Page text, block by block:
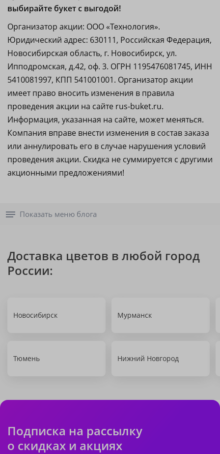
выбирайте букет с выгодой!
Организатор акции: ООО «Технология».
Юридический адрес: 630111, Российская Федерация,
Новосибирская область, г. Новосибирск, ул.
Ипподромская, д.42, оф. 3. ОГРН 1195476081745, ИНН
5410081997, КПП 541001001. Организатор акции
имеет право вносить изменения в правила
проведения акции на сайте rus-buket.ru.
Информация, указанная на сайте, может меняться.
Компания вправе внести изменения в состав заказа
или аннулировать его в случае нарушения условий
проведения акции. Скидка не суммируется с другими
акционными предложениями!
Показать меню блога
Доставка цветов в любой город
России:
Новосибирск Мурманск
Тюмень Нижний Новгород
Подписка на рассылку
о скидках и акциях